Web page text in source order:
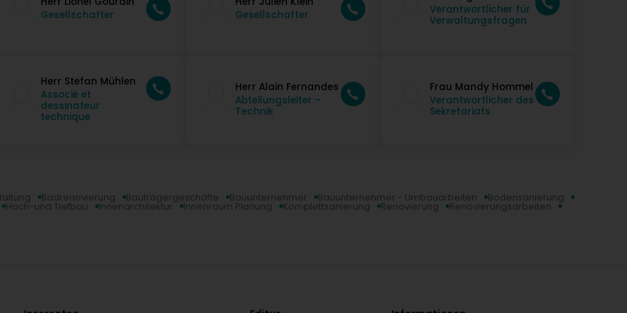
Gesellschafter
Gesellschafter
Verantwortlicher für
Verwaltungsfragen
Herr Stefan Mühlen
Associé et
dessinateur
technique
Herr Alain Fernandes
Abteilungsleiter -
Technik
Frau Mandy Hommel
Verantwortlicher des
Sekretariats
Badrenovierung Bauträgergeschäfte Bauunternehmer Bauunternehmer - Umbauarbeiten Bodensanierung
Hoch-und Tiefbau Innenarchitektur Innenraum Planung Komplettsanierung Renovierung Renovierungsarbeiten